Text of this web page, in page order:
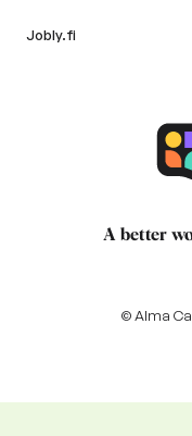
Jobly.fi
A better
© Alma